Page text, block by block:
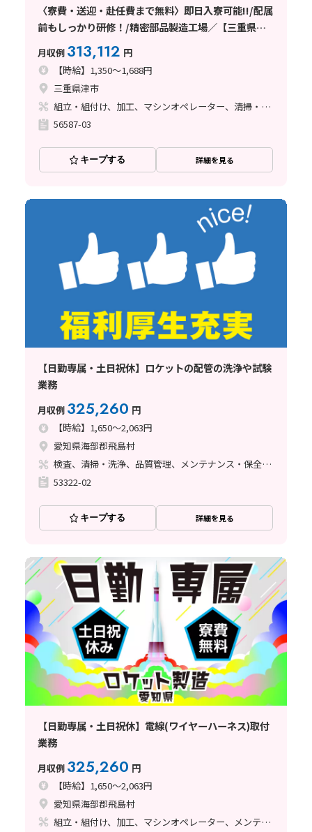
〈寮費・送迎・赴任費まで無料〉即日入寮可能!!/配属
前もしっかり研修！/精密部品製造工場／【三重県津
月収例 313,112 円
【時給】1,350～1,688円
三重県津市
組立・組付け、加工、マシンオペレーター、清掃・洗浄、品質管理、ライン作業
56587-03
キープする 詳細を見る
【日勤専属・土日祝休】ロケットの配管の洗浄や試験
業務
月収例 325,260 円
【時給】1,650～2,063円
愛知県海部郡飛島村
検査、清掃・洗浄、品質管理、メンテナンス・保全、立ち作業、バリ取り
53322-02
キープする 詳細を見る
【日勤専属・土日祝休】電線(ワイヤーハーネス)取付
業務
月収例 325,260 円
【時給】1,650～2,063円
愛知県海部郡飛島村
組立・組付け、加工、マシンオペレーター、メンテナンス・保全、座り作業、玉掛け・クレーン、ライン作業、立ち作業、溶接、塗装、バリ取り